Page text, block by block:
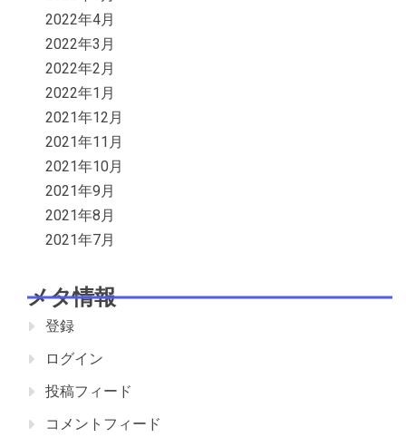
2022年4月
2022年3月
2022年2月
2022年1月
2021年12月
2021年11月
2021年10月
2021年9月
2021年8月
2021年7月
メタ情報
登録
ログイン
投稿フィード
コメントフィード